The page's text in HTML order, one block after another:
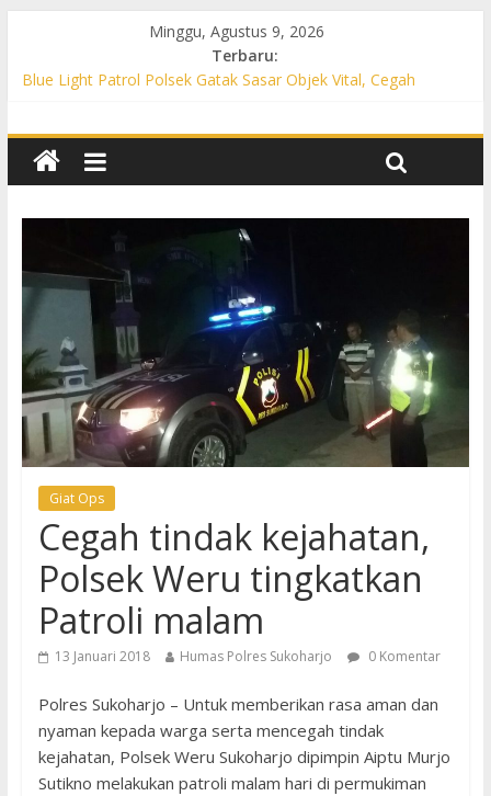
Minggu, Agustus 9, 2026
Terbaru:
Blue Light Patrol Polsek Gatak Sasar Objek Vital, Cegah
Permukiman, Antisipasi 3C dan Gangguan Kamtibmas
Patroli KRYD Polsek Baki Sisir Titik Rawan, Cegah 3C hingga
Patroli Blue Light Polsek Nguter Sasar Perbankan hingga
Permukiman, Antisipasi 3C dan Gangguan Kamtibmas
Blue Light Patrol Polsek Tawangsari Sisir Belasan Desa, Cegah
Kejahatan 3C dan Gangguan Kamtibmas
Giat Ops
Cegah tindak kejahatan,
Polsek Weru tingkatkan
Patroli malam
13 Januari 2018 Humas Polres Sukoharjo 0 Komentar
Polres Sukoharjo – Untuk memberikan rasa aman dan
nyaman kepada warga serta mencegah tindak
kejahatan, Polsek Weru Sukoharjo dipimpin Aiptu Murjo
Sutikno melakukan patroli malam hari di permukiman